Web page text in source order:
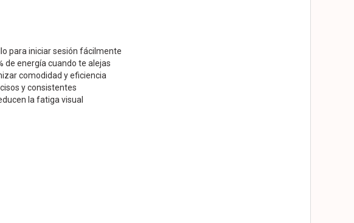
para iniciar sesión fácilmente
de energía cuando te alejas
comodidad y eficiencia
y consistentes
la fatiga visual